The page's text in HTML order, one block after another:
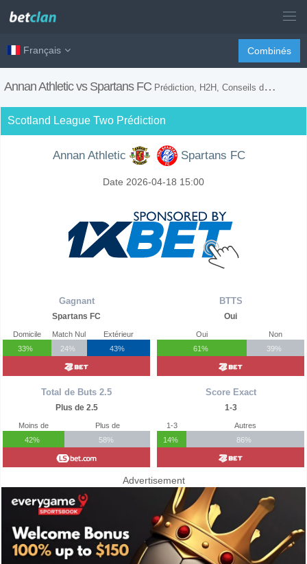
Français Combinés
Annan Athletic vs Spartans FC Prédiction, H2H, Conseils de Paris et Prévision du Match
Scotland League Two Prédiction
Annan Athletic Spartans FC
Date 2026-04-18 15:00
Gagnant
Spartans FC
Domicile
33%
Match Nul
24%
Extérieur
43%
Total de Buts 2.5
Plus de 2.5
Moins de
42%
Plus de
58%
BTTS
Oui
Oui
61%
Non
39%
Score Exact
1-3
1-3
14%
Autres
86%
Advertisement